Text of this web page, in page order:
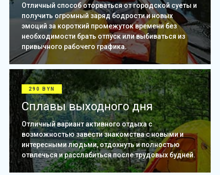
Отличный способ оторваться от городской суеты и
получить огромный заряд бодрости и новых
эмоций за короткий промежуток времени без
необходимости брать отпуск или выбиваться из
привычного рабочего графика.
290 BYN
Сплавы выходного дня
Отличный вариант активного отдыха с
возможностью завести знакомства с новыми и
интересными людьми, отдохнуть и полностью
отвлечься и расслабиться после трудовых будней.